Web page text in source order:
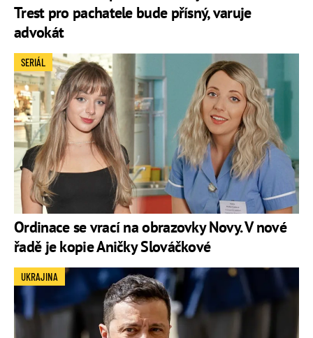
Trest pro pachatele bude přísný, varuje
advokát
Ordinace se vrací na obrazovky Novy. V nové
řadě je kopie Aničky Slováčkové
SERIÁL
UKRAJINA